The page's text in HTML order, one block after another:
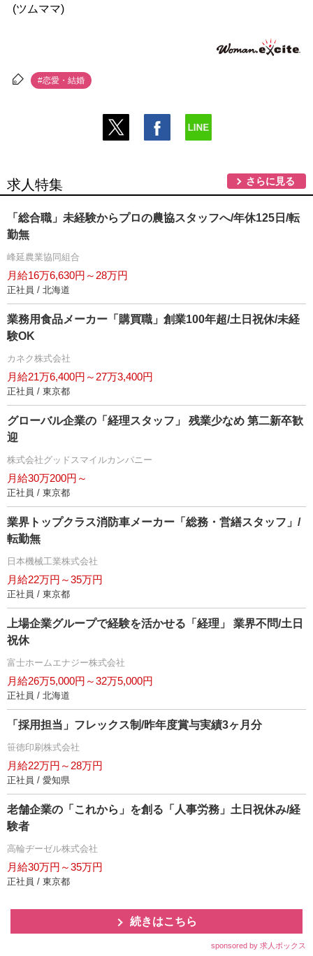
(ツムママ)
#恋愛・結婚
求人特集 さらに見る
「総合職」未経験からプロの農協スタッフへ/年休125日/転
勤無
峰延農業協同組合
月給16万6,630円～28万円
正社員 / 北海道
業務用食品メーカー「購買職」創業100年超/土日祝休/未経
験OK
カネク株式会社
月給21万6,400円～27万3,400円
正社員 / 東京都
グローバル企業の「経理スタッフ」 残業少なめ 第二新卒歓
迎
株式会社グッドスマイルカンパニー
月給30万200円～
正社員 / 東京都
業界トップクラス消防車メーカー「総務・営繕スタッフ」/
転勤無
日本機械工業株式会社
月給22万円～35万円
正社員 / 東京都
上場企業グループで経験を活かせる「経理」 業界不問/土日
祝休
富士ホームエナジー株式会社
月給26万5,000円～32万5,000円
正社員 / 北海道
「採用担当」フレックス制/昨年度賞与実績3ヶ月分
笹徳印刷株式会社
月給22万円～28万円
正社員 / 愛知県
老舗企業の「これから」を創る「人事労務」土日祝休み/経
験者
高輪ヂーゼル株式会社
月給30万円～35万円
正社員 / 東京都
続きはこちら
sponsored by 求人ボックス